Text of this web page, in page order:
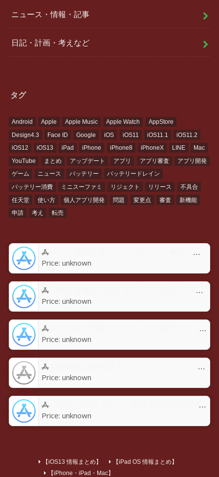
ニュース・情報・記事
日記・計画・考えなど
タグ
Android Apple Apple Music Apple Watch
AppStore
Design4.3
Face ID Google iOS iOS11 iOS11.1
iOS11.2
iOS12
iOS13 iPad iPhone iPhone8 iPhoneX LINE
Mac
YouTube
まとめ アップデート アプリ アプリ審査
アプリ開発
ゲーム
ニュース バッテリー
バッテリードレイン
バッテリー消費
ミニスーファミ リジェクト リリース
不具合
任天堂
使い方 個人アプリ開発 問題 変更点 審査
新機能
申請
考え 転売
グラフ簡単作成アプリ 円グラフ・棒グラフ・折れ線GraPhoアプリ - App Store
Price: unknown
写真に落書き お絵かき プリクラ加工-Rakugaky-アプリ - App Store
Price: unknown
MojiCon 文字数カウント・メモ帳アプリ - App Store
Price: unknown
禁煙勇者-禁煙応援アプリ-アプリ - App Store
Price: unknown
歩数計 万歩計 カロリー計算 距離測定-Pedoroアプリ - App Store
Price: unknown
【iOS13 情報まとめ】
【iPad OS 情報まとめ】
【iPhone・iPad・Mac】